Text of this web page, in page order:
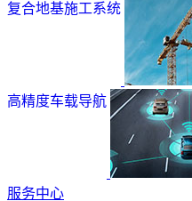
复合地基施工系统
高精度车载导航
服务中心